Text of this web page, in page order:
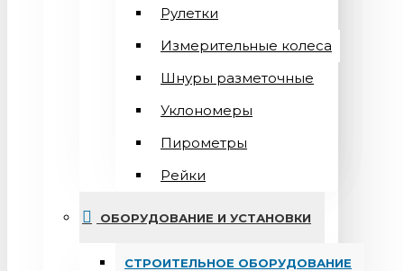
Рулетки
Измерительные колеса
Шнуры разметочные
Уклономеры
Пирометры
Рейки
ОБОРУДОВАНИЕ И УСТАНОВКИ
СТРОИТЕЛЬНОЕ ОБОРУДОВАНИЕ